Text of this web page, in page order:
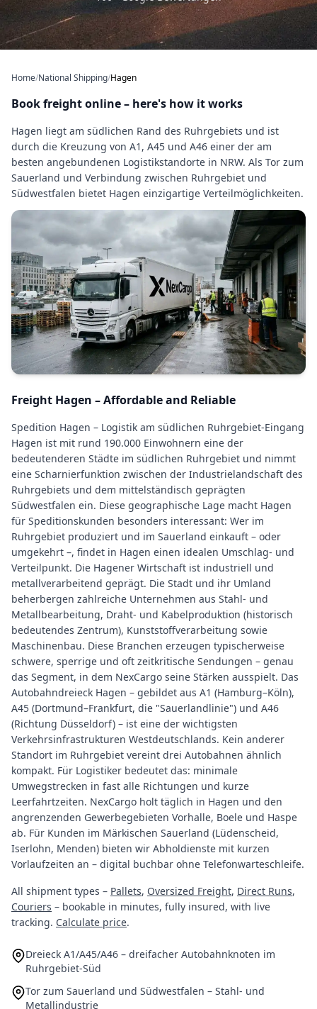
Home/National Shipping/Hagen
Book freight online – here's how it works
Hagen liegt am südlichen Rand des Ruhrgebiets und ist
durch die Kreuzung von A1, A45 und A46 einer der am
besten angebundenen Logistikstandorte in NRW. Als Tor zum
Sauerland und Verbindung zwischen Ruhrgebiet und
Südwestfalen bietet Hagen einzigartige Verteilmöglichkeiten.
Freight Hagen – Affordable and Reliable
Spedition Hagen – Logistik am südlichen Ruhrgebiet-Eingang
Hagen ist mit rund 190.000 Einwohnern eine der
bedeutenderen Städte im südlichen Ruhrgebiet und nimmt
eine Scharnierfunktion zwischen der Industrielandschaft des
Ruhrgebiets und dem mittelständisch geprägten
Südwestfalen ein. Diese geographische Lage macht Hagen
für Speditionskunden besonders interessant: Wer im
Ruhrgebiet produziert und im Sauerland einkauft – oder
umgekehrt –, findet in Hagen einen idealen Umschlag- und
Verteilpunkt. Die Hagener Wirtschaft ist industriell und
metallverarbeitend geprägt. Die Stadt und ihr Umland
beherbergen zahlreiche Unternehmen aus Stahl- und
Metallbearbeitung, Draht- und Kabelproduktion (historisch
bedeutendes Zentrum), Kunststoffverarbeitung sowie
Maschinenbau. Diese Branchen erzeugen typischerweise
schwere, sperrige und oft zeitkritische Sendungen – genau
das Segment, in dem NexCargo seine Stärken ausspielt. Das
Autobahndreieck Hagen – gebildet aus A1 (Hamburg–Köln),
A45 (Dortmund–Frankfurt, die "Sauerlandlinie") und A46
(Richtung Düsseldorf) – ist eine der wichtigsten
Verkehrsinfrastrukturen Westdeutschlands. Kein anderer
Standort im Ruhrgebiet vereint drei Autobahnen ähnlich
kompakt. Für Logistiker bedeutet das: minimale
Umwegstrecken in fast alle Richtungen und kurze
Leerfahrtzeiten. NexCargo holt täglich in Hagen und den
angrenzenden Gewerbegebieten Vorhalle, Boele und Haspe
ab. Für Kunden im Märkischen Sauerland (Lüdenscheid,
Iserlohn, Menden) bieten wir Abholdienste mit kurzen
Vorlaufzeiten an – digital buchbar ohne Telefonwarteschleife.
All shipment types – Pallets, Oversized Freight, Direct Runs,
Couriers – bookable in minutes, fully insured, with live
tracking. Calculate price.
Dreieck A1/A45/A46 – dreifacher Autobahnknoten im
Ruhrgebiet-Süd
Tor zum Sauerland und Südwestfalen – Stahl- und
Metallindustrie